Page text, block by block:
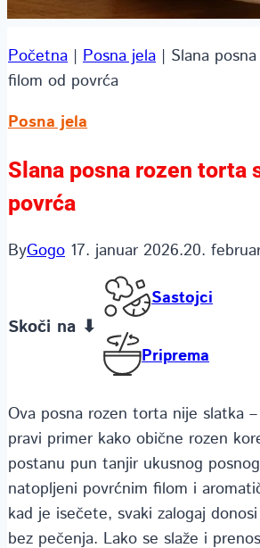
Početna | Posna jela | Slana
filom od povrća
Posna jela
Slana posna rozen torta
povrća
ByGogo 17. januar 2026.20.
Skoči na ⬇
Sastojci
Priprema
Ova posna rozen torta nije slatka
pravi primer kako obične rozen
postanu pun tanjir ukusnog
natopljeni povrćnim filom i
kad je isečete, svaki zalogaj
bez pečenja. Lako se slaže i